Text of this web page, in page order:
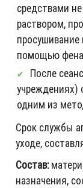
средствами
раствором,
просушивание
помощью
После
учреждениях)
одним из
Срок службы
уходе,
Состав:
назначения,